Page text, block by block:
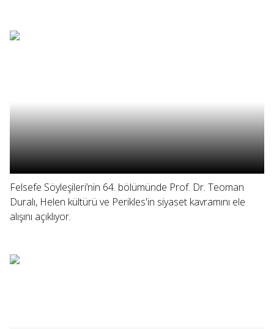
Felsefe Söyleşileri’nin 64. bölümünde Prof. Dr. Teoman
Duralı, Helen kültürü ve Perikles'in siyaset kavramını ele
alışını açıklıyor.